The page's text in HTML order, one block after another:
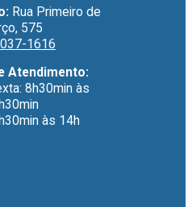
Rua Primeiro de
575
1616
Atendimento:
8h30min às
às 14h